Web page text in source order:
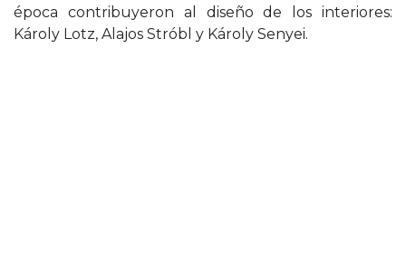
época contribuyeron al diseño de los interiores:
Károly Lotz, Alajos Stróbl y Károly Senyei.